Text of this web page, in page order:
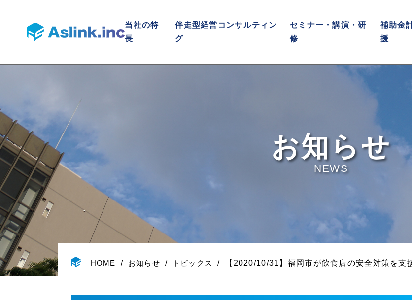
当社の特
長
伴走型経営コンサルティン
グ
セミナー・講演・研
修
補助金
援
お知らせ
NEWS
HOME お知らせ トピックス 【2020/10/31】福岡市が飲食店の安全対策を支